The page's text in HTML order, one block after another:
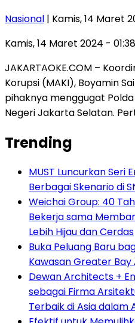
Nasional | Kamis, 14 Maret
Kamis, 14 Maret 2024 -
JAKARTAOKE.COM –
Korupsi (MAKI), Boyamin
pihaknya menggugat
Negeri Jakarta Selatan.
Trending
MUST Luncurkan Seri
Berbagai Skenario di
Weichai Group: 40
Bekerja sama
Lebih Hijau dan Cerdas
Buka Peluang Baru
Kawasan Greater Bay
Dewan Architects +
sebagai Firma
Terbaik di Asia dalam